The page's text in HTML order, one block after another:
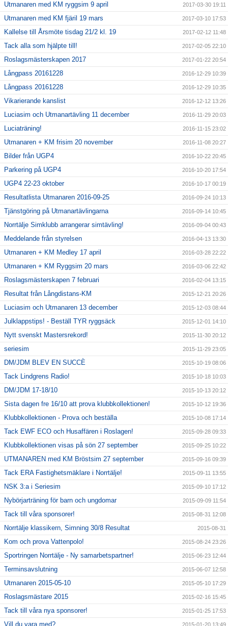
Utmanaren med KM ryggsim 9 april 2017-03-30 19:11
Utmanaren med KM fjäril 19 mars 2017-03-10 17:53
Kallelse till Årsmöte tisdag 21/2 kl. 19 2017-02-12 11:48
Tack alla som hjälpte till! 2017-02-05 22:10
Roslagsmästerskapen 2017 2017-01-22 20:54
Långpass 20161228 2016-12-29 10:39
Långpass 20161228 2016-12-29 10:35
Vikarierande kanslist 2016-12-12 13:26
Luciasim och Utmanartävling 11 december 2016-11-29 20:03
Luciaträning! 2016-11-15 23:02
Utmanaren + KM frisim 20 november 2016-11-08 20:27
Bilder från UGP4 2016-10-22 20:45
Parkering på UGP4 2016-10-20 17:54
UGP4 22-23 oktober 2016-10-17 00:19
Resultatlista Utmanaren 2016-09-25 2016-09-24 10:13
Tjänstgöring på Utmanartävlingarna 2016-09-14 10:45
Norrtälje Simklubb arrangerar simtävling! 2016-09-04 00:43
Meddelande från styrelsen 2016-04-13 13:30
Utmanaren + KM Medley 17 april 2016-03-28 22:22
Utmanaren + KM Ryggsim 20 mars 2016-03-06 22:42
Roslagsmästerskapen 7 februari 2016-02-04 13:15
Resultat från Långdistans-KM 2015-12-21 20:26
Luciasim och Utmanaren 13 december 2015-12-03 08:44
Julklappstips! - Beställ TYR ryggsäck 2015-12-01 14:10
Nytt svenskt Mastersrekord! 2015-11-30 20:12
seriesim 2015-11-29 23:05
DM/JDM BLEV EN SUCCÈ 2015-10-19 08:06
Tack Lindgrens Radio! 2015-10-18 10:03
DM/JDM 17-18/10 2015-10-13 20:12
Sista dagen fre 16/10 att prova klubbkollektionen! 2015-10-12 19:36
Klubbkollektionen - Prova och beställa 2015-10-08 17:14
Tack EWF ECO och Husaffären i Roslagen! 2015-09-28 09:33
Klubbkollektionen visas på sön 27 september 2015-09-25 10:22
UTMANAREN med KM Bröstsim 27 september 2015-09-16 09:39
Tack ERA Fastighetsmäklare i Norrtälje! 2015-09-11 13:55
NSK 3:a i Seriesim 2015-09-10 17:12
Nybörjarträning för barn och ungdomar 2015-09-09 11:54
Tack till våra sponsorer! 2015-08-31 12:08
Norrtälje klassikern, Simning 30/8 Resultat 2015-08-31
Kom och prova Vattenpolo! 2015-08-24 23:26
Sportringen Norrtälje - Ny samarbetspartner! 2015-06-23 12:44
Terminsavslutning 2015-06-07 12:58
Utmanaren 2015-05-10 2015-05-10 17:29
Roslagsmästare 2015 2015-02-16 15:45
Tack till våra nya sponsorer! 2015-01-25 17:53
Vill du vara med? 2015-01-20 13:49